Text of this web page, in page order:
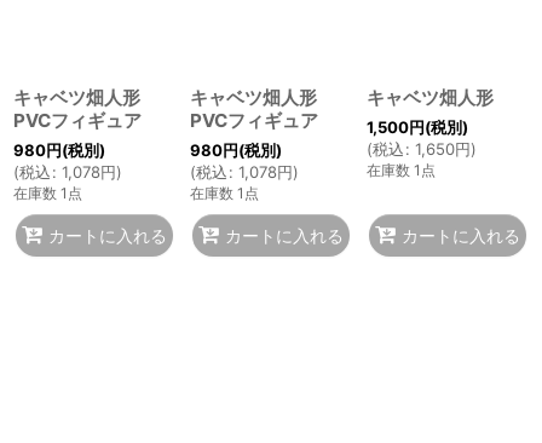
キャベツ畑人形
PVCフィギュア
980円(税別)
(税込: 1,078円)
在庫数 1点
カートに入れる
キャベツ畑人形
PVCフィギュア
980円(税別)
(税込: 1,078円)
在庫数 1点
カートに入れる
キャベツ畑人形
1,500円(税別)
(税込: 1,650円)
在庫数 1点
カートに入れる